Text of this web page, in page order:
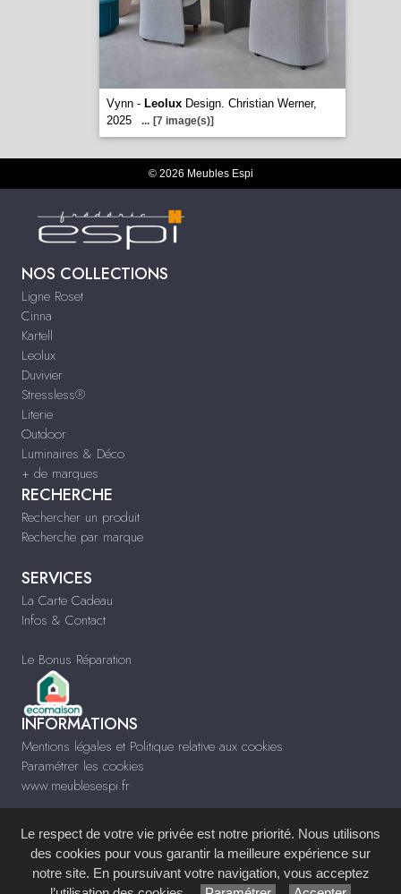
Vynn - LeoluxDesign. Christian Werner,
2025
... [7 image(s)]
© 2026 Meubles Espi
NOS COLLECTIONS
Ligne Roset
Cinna
Kartell
Leolux
Duvivier
Stressless®
Literie
Outdoor
Luminaires & Déco
+ de marques
RECHERCHE
Rechercher un produit
Recherche par marque
SERVICES
La Carte Cadeau
Infos & Contact
Le Bonus Réparation
INFORMATIONS
Mentions légales et Politique relative aux cookies
Paramétrer les cookies
www.meublesespi.fr
Site réalisé avec leSystème de Gestion de Contenu (SGC)imagenia, créé et
Le respect de votre vie privée est notre priorité. Nous utilisons
des cookies pour vous garantir la meilleure expérience sur
notre site. En poursuivant votre navigation, vous acceptez